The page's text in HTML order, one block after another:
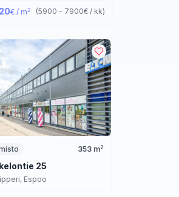
€ / m2 (5900 - 7900€ / kk)
353 m2
25
Espoo